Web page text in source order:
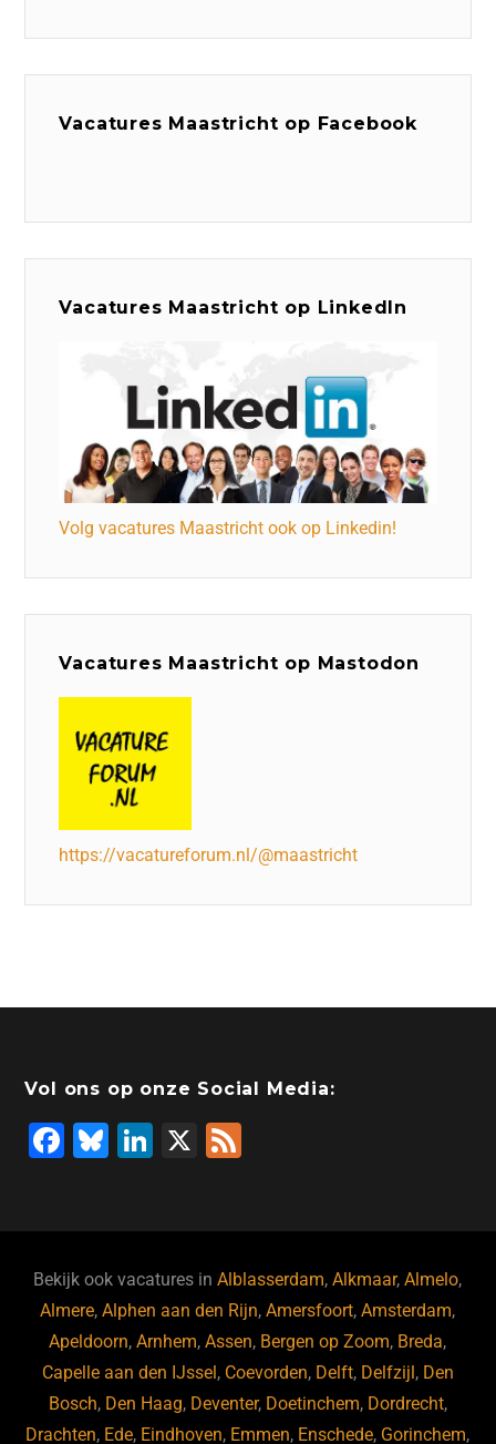
Vacatures Maastricht op Facebook
Vacatures Maastricht op LinkedIn
Volg vacatures Maastricht ook op Linkedin!
Vacatures Maastricht op Mastodon
https://vacatureforum.nl/@maastricht
Vol ons op onze Social Media:
F
b
o
o
k
Bl
ky
Li
dI
n
X
Bekijk ook vacatures inAlblasserdam,Alkmaar,Almelo,
Almere,Alphen aan den Rijn,Amersfoort,Amsterdam,
Apeldoorn,Arnhem,Assen, Bergen op Zoom, Breda,
Capelle aan den IJssel, Coevorden, Delft, Delfzijl, Den
Bosch, Den Haag, Deventer, Doetinchem, Dordrecht,
Drachten, Ede, Eindhoven, Emmen, Enschede, Gorinchem,